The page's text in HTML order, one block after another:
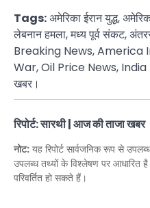
Tags:अमेरिका ईरान युद्ध,
लेबनान हमला, मध्य पूर्व संकट,
Breaking News, America
War, Oil Price News,
खबर।
रिपोर्ट: सारथी | आज की ताजा खबर
नोट: यह रिपोर्ट सार्वजनिक रूप से
उपलब्ध तथ्यों के विश्लेषण पर आधारित
परिवर्तित हो सकते हैं।